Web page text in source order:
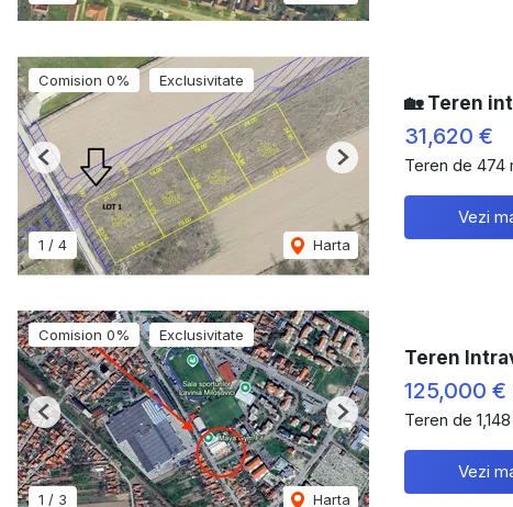
Comision 0% Exclusivitate
1 / 4 Harta
Previous Next
🏡 Teren
31,620 €
Teren de 474
Vezi
Comision 0% Exclusivitate
1 / 3 Harta
Previous Next
Teren
125,000 €
Teren de
Vezi